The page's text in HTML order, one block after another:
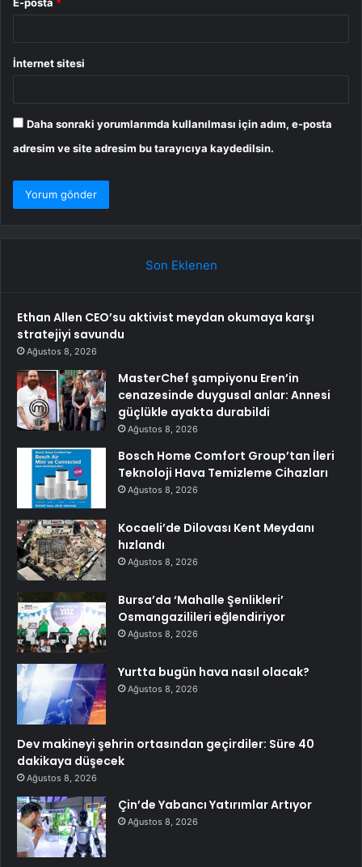
İnternet sitesi
Daha sonraki yorumlarımda kullanılması için adım, e-posta
adresim ve site adresim bu tarayıcıya kaydedilsin.
Son Eklenen
Ethan Allen CEO’su aktivist meydan okumaya karşı
stratejiyi savundu
Ağustos 8, 2026
MasterChef şampiyonu Eren’in
cenazesinde duygusal anlar: Annesi
güçlükle ayakta durabildi
Ağustos 8, 2026
Bosch Home Comfort Group’tan İleri
Teknoloji Hava Temizleme Cihazları
Ağustos 8, 2026
Kocaeli’de Dilovası Kent Meydanı
hızlandı
Ağustos 8, 2026
Bursa’da ‘Mahalle Şenlikleri’
Osmangazilileri eğlendiriyor
Ağustos 8, 2026
Yurtta bugün hava nasıl olacak?
Ağustos 8, 2026
Dev makineyi şehrin ortasından geçirdiler: Süre 40
dakikaya düşecek
Ağustos 8, 2026
Çin’de Yabancı Yatırımlar Artıyor
Ağustos 8, 2026